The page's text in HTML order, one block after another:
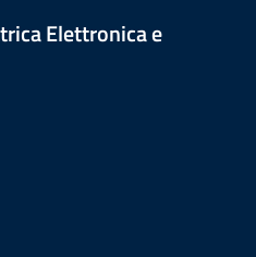
Elettronica e